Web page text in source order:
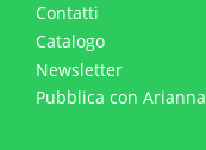
Contatti
Catalogo
Newsletter
Pubblica con Arianna